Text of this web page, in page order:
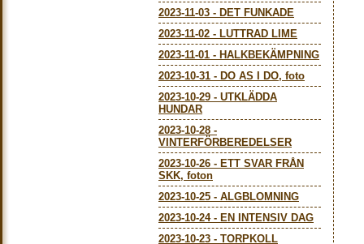
2023-11-03 - DET FUNKADE
2023-11-02 - LUTTRAD LIME
2023-11-01 - HALKBEKÄMPNING
2023-10-31 - DO AS I DO, foto
2023-10-29 - UTKLÄDDA
HUNDAR
2023-10-28 -
VINTERFÖRBEREDELSER
2023-10-26 - ETT SVAR FRÅN
SKK, foton
2023-10-25 - ALGBLOMNING
2023-10-24- EN INTENSIV DAG
2023-10-23 - TORPKOLL